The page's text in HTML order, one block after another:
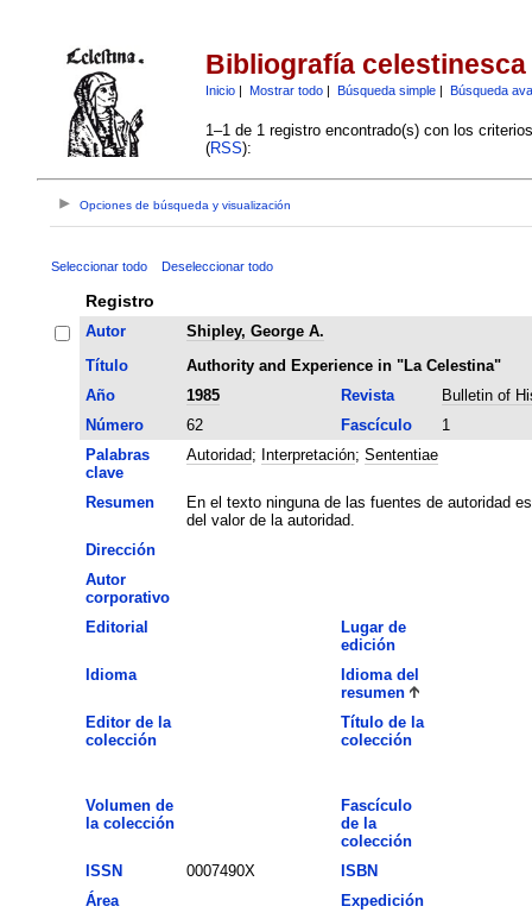
Bibliografía celestinesca
Inicio| Mostrar todo| Búsqueda simple| Búsqueda
1–1 de 1 registro encontrado(s) con los
(RSS):
Opciones de búsqueda y visualización
Seleccionar todo Deseleccionar todo
Registro
Autor
Shipley, George A.
Título
Authority and Experience in "La Celestina"
Año
1985 Revista
Bulletin of
Número
62 Fascículo
1
Palabras
clave
Autoridad; Interpretación; Sententiae
Resumen
En el texto ninguna de las fuentes de autoridad
del valor de la autoridad.
Dirección
Autor
corporativo
Editorial
Lugar de
edición
Idioma
Idioma del
resumen
Editor de la
colección
Título de la
colección
Volumen de
la colección
Fascículo
de la
colección
ISSN
0007490X
ISBN
Área
Expedición